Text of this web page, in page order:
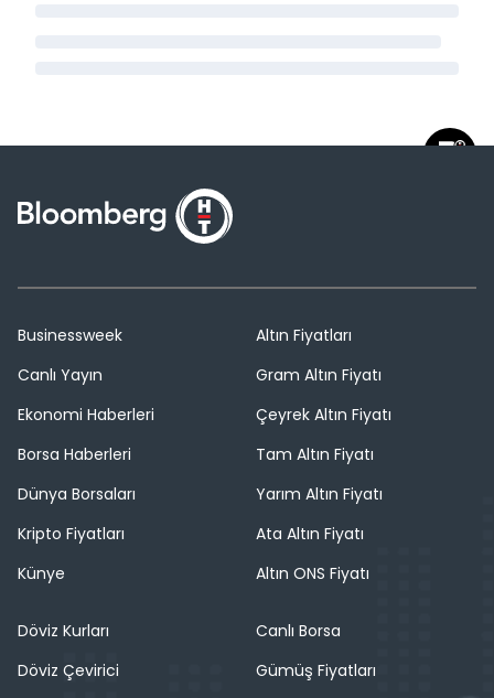
Businessweek
Canlı Yayın
Ekonomi Haberleri
Borsa Haberleri
Dünya Borsaları
Kripto Fiyatları
Künye
Altın Fiyatları
Gram Altın Fiyatı
Çeyrek Altın Fiyatı
Tam Altın Fiyatı
Yarım Altın Fiyatı
Ata Altın Fiyatı
Altın ONS Fiyatı
Döviz Kurları
Döviz Çevirici
Canlı Borsa
Gümüş Fiyatları